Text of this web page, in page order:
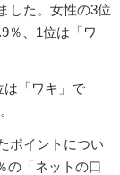
した。女性の3位
％、1位は「ワ
「ワキ」で
ポイントについ
の「ネットの口